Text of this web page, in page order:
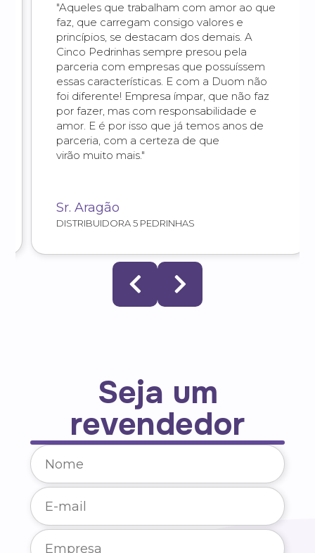
"Aqueles que trabalham com amor ao que
faz, que carregam consigo valores e
princípios, se destacam dos demais. A
Cinco Pedrinhas sempre presou pela
parceria com empresas que possuíssem
essas características. E com a Duom não
foi diferente! Empresa ímpar, que não faz
por fazer, mas com responsabilidade e
amor. E é por isso que já temos anos de
parceria, com a certeza de que
virão muito mais."
Sr. Aragão
DISTRIBUIDORA 5 PEDRINHAS
Seja um
revendedor